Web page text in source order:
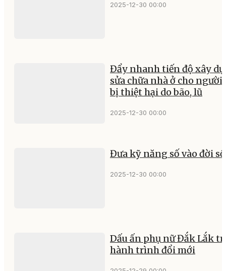
2025-12-30 00:00
Đẩy nhanh tiến độ xây
sửa chữa nhà ở cho người
bị thiệt hại do bão, lũ
2025-12-30 00:00
Đưa kỹ năng số vào đời
2025-12-30 00:00
Dấu ấn phụ nữ Đắk Lắk
hành trình đổi mới